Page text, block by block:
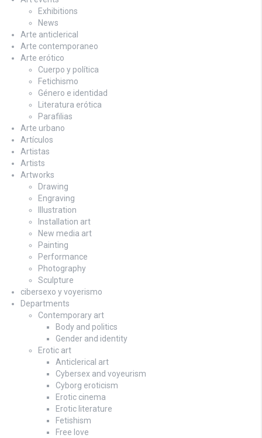
Exhibitions
News
Arte anticlerical
Arte contemporaneo
Arte erótico
Cuerpo y política
Fetichismo
Género e identidad
Literatura erótica
Parafilias
Arte urbano
Artículos
Artistas
Artists
Artworks
Drawing
Engraving
Illustration
Installation art
New media art
Painting
Performance
Photography
Sculpture
cibersexo y voyerismo
Departments
Contemporary art
Body and politics
Gender and identity
Erotic art
Anticlerical art
Cybersex and voyeurism
Cyborg eroticism
Erotic cinema
Erotic literature
Fetishism
Free love